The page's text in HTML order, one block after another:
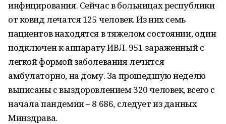
инфицирования. Сейчас в больницах республики
от ковид лечатся 125 человек. Из них семь
пациентов находятся в тяжелом состоянии, один
подключен к аппарату ИВЛ. 951 зараженный с
легкой формой заболевания лечится
амбулаторно, на дому. За прошедшую неделю
выписаны с выздоровлением 320 человек, всего с
начала пандемии – 8 686, следует из данных
Минздрава.